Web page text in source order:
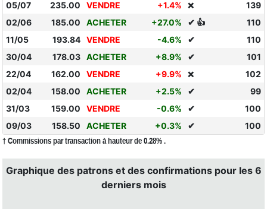
05/07
235.00 VENDRE +1.4% ❌
139
02/06
185.00 ACHETER +27.0% ✔ 👍
110
11/05
193.84 VENDRE -4.6% ✔
110
30/04
178.03 ACHETER +8.9% ✔
101
22/04
162.00 VENDRE +9.9% ❌
102
02/04
158.00 ACHETER +2.5% ✔
99
31/03
159.00 VENDRE -0.6% ✔
100
09/03
158.50 ACHETER +0.3% ✔ 100
† Commissions par transaction à hauteur de 0.28% .
Graphique des patrons et des confirmations pour les 6
derniers mois